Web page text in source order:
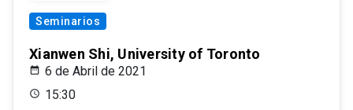
Seminarios
Xianwen Shi, University of Toronto
6 de Abril de 2021
15:30